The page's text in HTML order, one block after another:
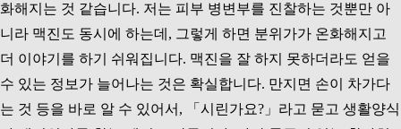
화해지는 것 같습니다. 저는 피부 병변부를 진찰하는 것뿐만 아
니라 맥진도 동시에 하는데, 그렇게 하면 분위가가 온화해지고
더 이야기를 하기 쉬워집니다. 맥진을 잘 하지 못하더라도 얻을
수 있는 정보가 늘어나는 것은 확실합니다. 만지면 손이 차가다
는 것 등을 바로 알 수 있어서, 「시린가요?」라고 묻고 생활양식